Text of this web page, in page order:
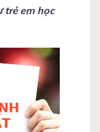
trẻ em học